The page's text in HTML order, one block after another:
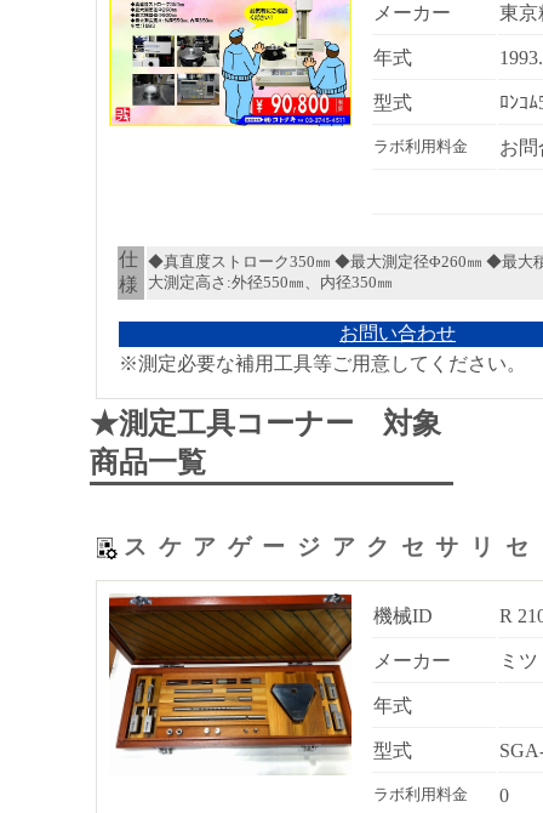
メーカー 東京
年式
型式 ﾛﾝｺ
ラボ利用料金 お問
仕
様
◆真直度ストローク350㎜ ◆最大測定径Φ260㎜ ◆最大
大測定高さ:外径550㎜、内径350㎜
お問い合わせ
※測定必要な補用工具等ご用意してください。
★測定工具コーナー 対象
商品一覧
スケアゲージアクセサリ
機械ID R
メーカー ミ
年式
型式
ラボ利用料金 0